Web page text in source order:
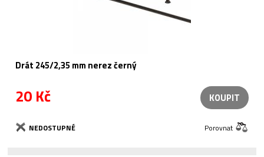
Drát 245/2,35 mm nerez černý
20 Kč KOUPIT
NEDOSTUPNÉ Porovnat